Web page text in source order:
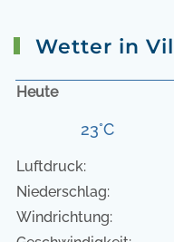
Wetter in
Heute
23°C
Luftdruck:
Niederschlag:
Windrichtung: